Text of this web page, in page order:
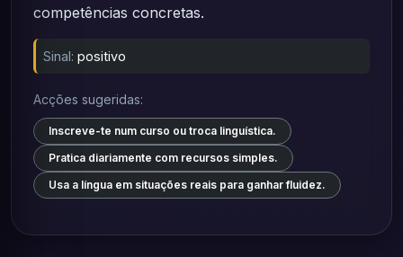
competências concretas.
Sinal: positivo
Acções sugeridas:
Inscreve-te num curso ou troca linguística.
Pratica diariamente com recursos simples.
Usa a língua em situações reais para ganhar fluidez.